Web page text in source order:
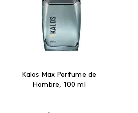
Kalos Max Perfume de
Hombre, 100 ml